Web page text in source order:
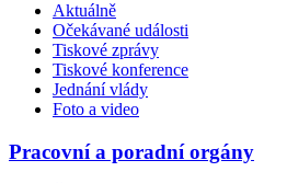
Aktuálně
Očekávané události
Tiskové zprávy
Tiskové konference
Jednání vlády
Foto a video
Pracovní a poradní orgány